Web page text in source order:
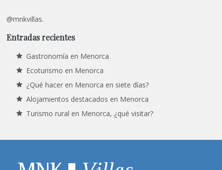
@mnkvillas.
Entradas recientes
Gastronomía en Menorca
Ecoturismo en Menorca
¿Qué hacer en Menorca en siete días?
Alojamientos destacados en Menorca
Turismo rural en Menorca, ¿qué visitar?